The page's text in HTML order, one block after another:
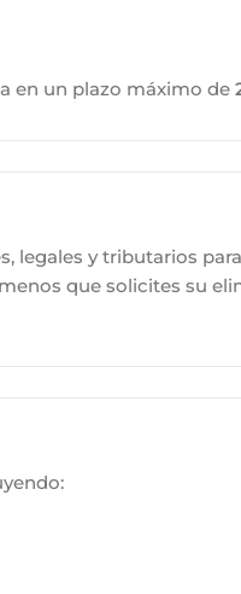
en un plazo máximo de
legales y tributarios
que solicites su